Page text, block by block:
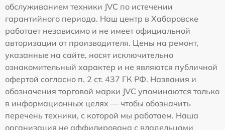
обслуживанием техники JVC по истечении
гарантийного периода. Наш центр в Хабаровске
работает независимо и не имеет официальной
авторизации от производителя. Цены на ремонт,
указанные на сайте, носят исключительно
ознакомительный характер и не являются публичной
офертой согласно п. 2 ст. 437 ГК РФ. Названия и
обозначения торговой марки JVC упоминаются только
в информационных целях — чтобы обозначить
перечень техники, с которой мы работаем. Наша
организация не аффилирована с владельцами